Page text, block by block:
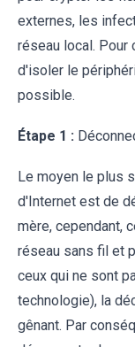
externes, les
réseau local.
d'isoler le
possible.
Étape 1 :
Le moyen le plus
d'Internet est de
mère, cependant,
réseau sans fil et
ceux qui ne sont
technologie), la
gênant. Par